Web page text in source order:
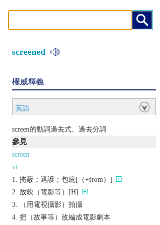
screened
權威釋義
英語
screen的動詞過去式、過去分詞
參見
screen
vt.
掩蔽；遮護；包庇[（+from）]
放映（電影等）[H]
（用電視攝影）拍攝
把（故事等）改編成電影劇本